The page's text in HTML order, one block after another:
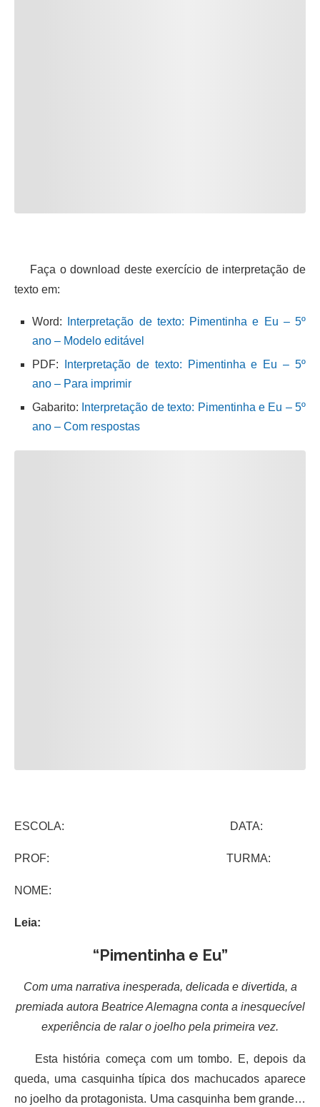
Faça o download deste exercício de interpretação de
texto em:
Word:
Interpretação de texto: Pimentinha e Eu – 5º
ano – Modelo editável
PDF:
Interpretação de texto: Pimentinha e Eu – 5º
ano – Para imprimir
Gabarito: Interpretação de texto: Pimentinha e Eu – 5º
ano – Com respostas
ESCOLA: DATA:
PROF: TURMA:
NOME:
Leia:
“Pimentinha e Eu”
Com uma narrativa inesperada, delicada e divertida, a
premiada autora Beatrice Alemagna conta a inesquecível
experiência de ralar o joelho pela primeira vez.
Esta história começa com um tombo. E, depois da
queda, uma casquinha típica dos machucados aparece
no joelho da protagonista. Uma casquinha bem grande…